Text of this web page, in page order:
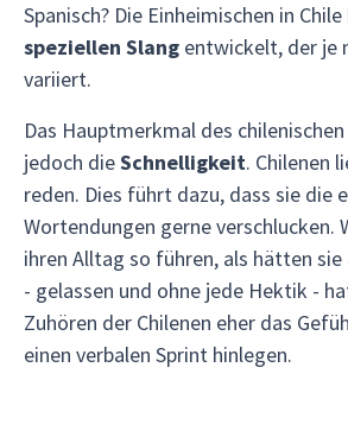
Spanisch? Die Einheimischen in
speziellen Slang entwickelt, der je
variiert.
Das Hauptmerkmal des
jedoch dieSchnelligkeit. Chilenen
reden. Dies führt dazu, dass sie die
Wortendungen gerne verschlucken.
ihren Alltag so führen, als hätten
- gelassen und ohne jede Hektik -
Zuhören der Chilenen eher das
einen verbalen Sprint hinlegen.